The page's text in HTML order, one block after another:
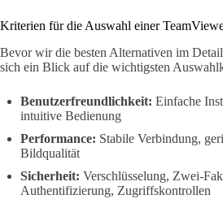
Kriterien für die Auswahl einer
Bevor wir die besten Alternativen im
sich ein Blick auf die wichtigsten
Benutzerfreundlichkeit: Einfache
intuitive Bedienung
Performance: Stabile Verbindung,
Bildqualität
Sicherheit: Verschlüsselung, Zwei-
Authentifizierung, Zugriffskontrollen